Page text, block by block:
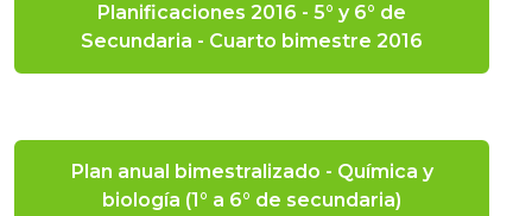
Planificaciones 2016 - 5° y 6° de
Secundaria - Cuarto bimestre 2016
Plan anual bimestralizado - Química y
biología (1° a 6° de secundaria)